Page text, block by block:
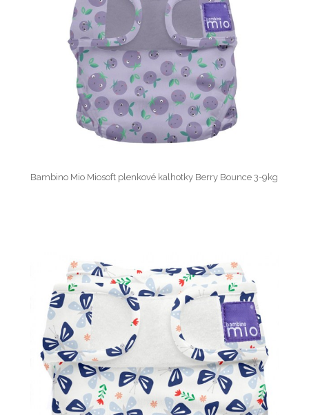
Bambino Mio Miosoft plenkové kalhotky Berry Bounce 3-9kg